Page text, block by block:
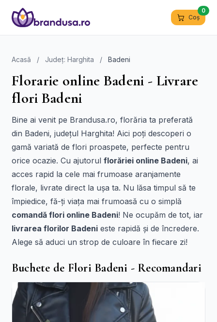
Coș
0
Acasă / Județ: Harghita / Badeni
Florarie online Badeni - Livrare
flori Badeni
Bine ai venit pe Brandusa.ro, florăria ta preferată
din Badeni, județul Harghita! Aici poți descoperi o
gamă variată de flori proaspete, perfecte pentru
orice ocazie. Cu ajutorul florăriei online Badeni, ai
acces rapid la cele mai frumoase aranjamente
florale, livrate direct la ușa ta. Nu lăsa timpul să te
împiedice, fă-ți viața mai frumoasă cu o simplă
comandă flori online Badeni! Ne ocupăm de tot, iar
livrarea florilor Badeni este rapidă și de încredere.
Alege să aduci un strop de culoare în fiecare zi!
Buchete de Flori Badeni - Recomandari